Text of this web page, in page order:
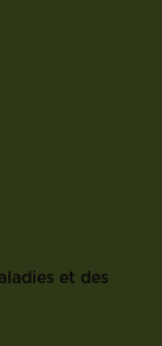
et des